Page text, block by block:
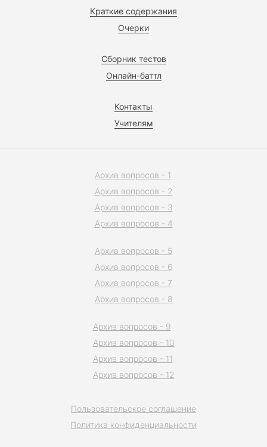
Краткие содержания
Очерки
Сборник тестов
Онлайн-баттл
Контакты
Учителям
Пользовательское соглашение
Политика конфиденциальности
Архив вопросов - 1
Архив вопросов - 2
Архив вопросов - 3
Архив вопросов - 4
Архив вопросов - 5
Архив вопросов - 6
Архив вопросов - 7
Архив вопросов - 8
Архив вопросов - 9
Архив вопросов - 10
Архив вопросов - 11
Архив вопросов - 12